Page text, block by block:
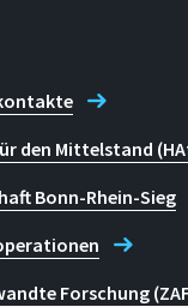
den Mittelstand
Bonn-Rhein-Sieg
Forschung